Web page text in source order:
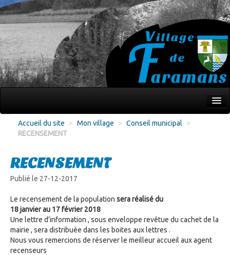
Écoles Jeunesse
Culture Loisirs
Associations
Environnement
Infos pratiques
Accueil du site > Mon village > Conseil municipal
>
RECENSEMENT
RECENSEMENT
Publié le 27-12-2017
Le recensement de la population sera réalisé du
18 janvier au 17 février 2018
Une lettre d’information , sous enveloppe revêtue du cachet de la
mairie , sera distribuée dans les boites aux lettres .
Nous vous remercions de réserver le meilleur accueil aux agent
recenseurs